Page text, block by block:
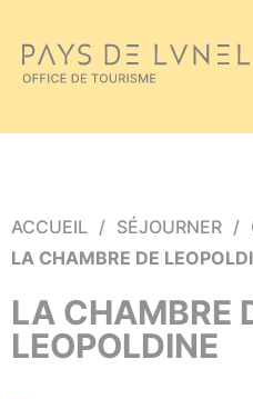
Aller à la recherche
ACCUEIL SÉJOURNER
LA CHAMBRE DE
LA CHAMBRE
LEOPOLDINE